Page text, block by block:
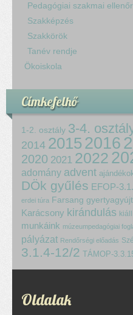
Pedagógiai szakmai
Szakképzés
Szakkörök
Tanév rendje
Ökoiskola
Címkefelhő
1-2. osztály 3-4.
2014 2015 2016
2020 2021 2022
adomány advent
DÖk gyűlés EFOP-
erdei túra Farsang
Karácsony kirándulás
munkáink múzeumpedagógiai
pályázat Rendőrségi előadás
3.1.4-12/2 TÁMOP-
Oldalak